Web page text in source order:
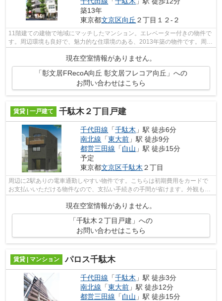
築13年
東京都文京区向丘 ２丁目１２-２
11階建ての建物で地域にマッチしたマンション。エレベーター付きの物件で
す。周辺環境も良好で、魅力的な住環境のある、2013年築の物件です。周辺
には、徒歩4分で利用できる駅がありま...
現在空室情報がありません。
「彰文居FRecoA向丘 彰文居フレコア向丘」への
お問い合わせはこちら
賃貸 | 一戸建て 千駄木２丁目戸建
千代田線 「千駄木 」駅 徒歩6分
南北線 「東大前 」駅 徒歩9分
都営三田線 「白山 」駅 徒歩15分
予定
東京都文京区千駄木 ２丁目
周辺に2駅ありの電車通勤しやすい物件です。こちらは初期費用をカードで
お支払いいただける物件なので、支払い手続きの手間が省けます。外観もき
現在空室情報がありません。
「千駄木２丁目戸建」への
お問い合わせはこちら
賃貸 | マンション パロス千駄木
千代田線 「千駄木 」駅 徒歩3分
南北線 「東大前 」駅 徒歩12分
都営三田線 「白山 」駅 徒歩15分